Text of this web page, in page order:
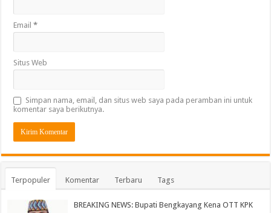
Email*
Situs Web
Simpan nama, email, dan situs web saya pada peramban ini untuk
komentar saya berikutnya.
Terpopuler Komentar Terbaru Tags
BREAKING NEWS: Bupati Bengkayang Kena OTT KPK